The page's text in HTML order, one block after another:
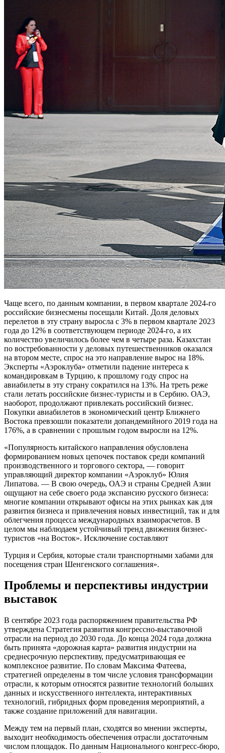
Чаще всего, по данным компании, в первом квартале 2024-го
российские бизнесмены посещали Китай. Доля деловых
перелетов в эту страну выросла с 3% в первом квартале 2023
года до 12% в соответствующем периоде 2024-го, а их
количество увеличилось более чем в четыре раза. Казахстан
по востребованности у деловых путешественников оказался
на втором месте, спрос на это направление вырос на 18%.
Эксперты «Аэроклуба» отметили падение интереса к
командировкам в Турцию, к прошлому году спрос на
авиабилеты в эту страну сократился на 13%. На треть реже
стали летать российские бизнес-туристы и в Сербию. ОАЭ,
наоборот, продолжают привлекать российский бизнес.
Покупки авиабилетов в экономический центр Ближнего
Востока превзошли показатели допандемийного 2019 года на
176%, а в сравнении с прошлым годом выросли на 12%.
«Популярность китайского направления обусловлена
формированием новых цепочек поставок среди компаний
производственного и торгового сектора, — говорит
управляющий директор компании «Аэроклуб» Юлия
Липатова. — В свою очередь, ОАЭ и страны Средней Азии
ощущают на себе своего рода экспансию русского бизнеса:
многие компании открывают офисы на этих рынках как для
развития бизнеса и привлечения новых инвестиций, так и для
облегчения процесса международных взаиморасчетов. В
целом мы наблюдаем устойчивый тренд движения бизнес-
туристов «на Восток». Исключение составляют
Турция и Сербия, которые стали транспортными хабами для
посещения стран Шенгенского соглашения».
Проблемы и перспективы индустрии
выставок
В сентябре 2023 года распоряжением правительства РФ
утверждена Стратегия развития конгрессно-выставочной
отрасли на период до 2030 года. До конца 2024 года должна
быть принята «дорожная карта» развития индустрии на
среднесрочную перспективу, предусматривающая ее
комплексное развитие. По словам Максима Фатеева,
стратегией определены в том числе условия трансформации
отрасли, к которым относятся развитие технологий больших
данных и искусственного интеллекта, интерактивных
технологий, гибридных форм проведения мероприятий, а
также создание приложений для навигации.
Между тем на первый план, сходятся во мнении эксперты,
выходит необходимость обеспечения отрасли достаточным
числом площадок. По данным Национального конгресс-бюро,